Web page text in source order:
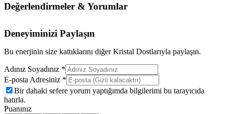
Değerlendirmeler & Yorumlar
Deneyiminizi Paylaşın
Bu enerjinin size kattıklarını diğer Kristal Dostlarıyla paylaşın.
Adınız Soyadınız *
E-posta Adresiniz *
Bir dahaki sefere yorum yaptığımda bilgilerimi bu tarayıcıda
hatırla.
Puanınız